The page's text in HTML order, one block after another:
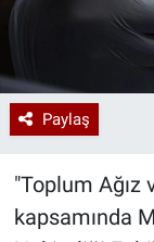
Paylaş
"Toplum Ağız
kapsamında
Teknoloji
Ramazan